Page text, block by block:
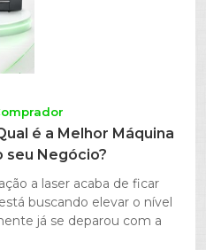
é a Melhor Máquina
seu Negócio?
a laser acaba de ficar
buscando elevar o nível
já se deparou com a